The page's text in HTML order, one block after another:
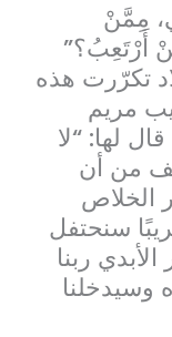
مِمَّنْ
أَرْتَعِبُ؟”
تكرّرت هذه
مريم
لها: “لا
من أن
الخلاص
سنحتفل
ربنا
وسيدخلنا